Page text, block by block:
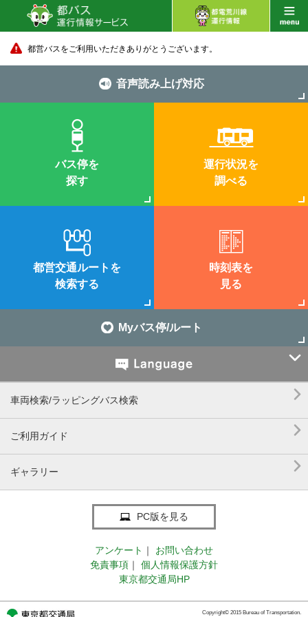
都営バスをご利用いただきありがとうございます。
音声読み上げ対応
バス停を
探す
運行状況を
調べる
都営交通ルートを
検索する
時刻表を
見る
Myバス停/ルート

車両検索/ラッピングバス検索 
ご利用ガイド 
ギャラリー 
PC版を見る
アンケート ｜
お問い合わせ
免責事項 ｜
個人情報保護方針
東京都交通局HP
Copyright© 2015 Bureau of Transportation.